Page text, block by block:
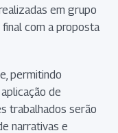
em grupo
com a proposta
permitindo
de
trabalhados serão
narrativas e